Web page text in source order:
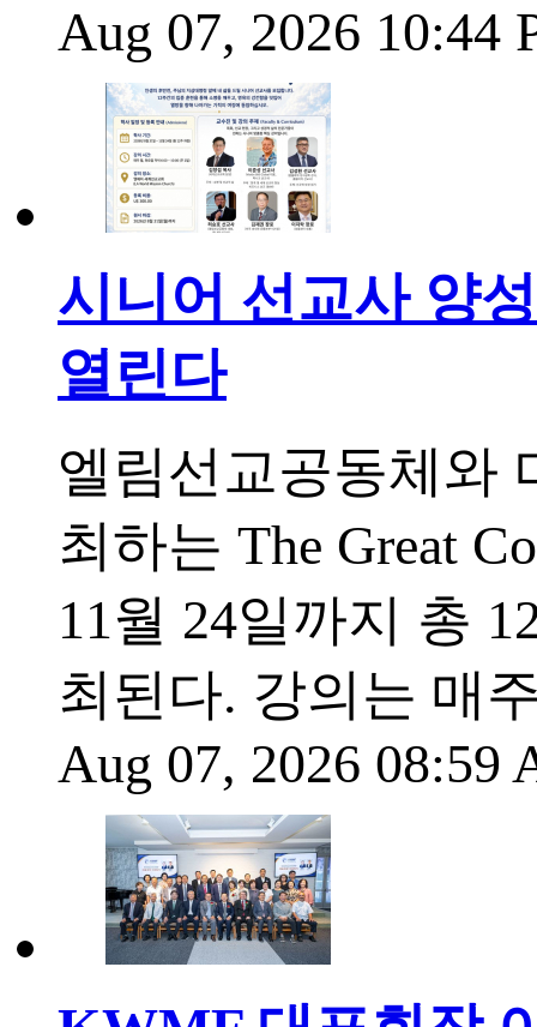
Aug 07, 2026 10:44
시니어 선교사 양
열린다
엘림선교공동체와
최하는 The Great
11월 24일까지 총
최된다. 강의는 매
Aug 07, 2026 08:59